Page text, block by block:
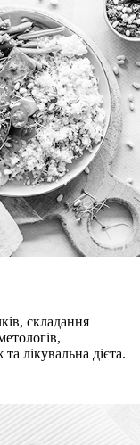
складання
лікувальна дієта.